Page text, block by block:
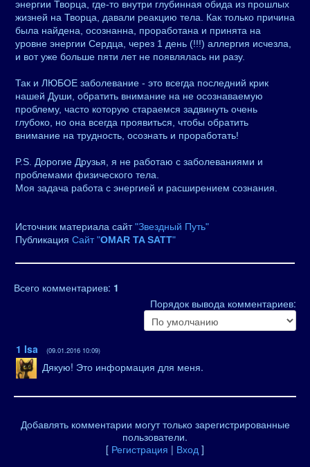
энергии Творца, где-то внутри глубинная обида из прошлых
жизней на Творца, давали реакцию тела. Как только причина
была найдена, осознанна, проработана и принята на
уровне энергии Сердца, через 1 день (!!!) аллергия исчезла,
и вот уже больше пяти лет не появлялась ни разу.
Так и ЛЮБОЕ заболевание - это всегда последний крик
нашей Души, обратить внимание на не осознаваемую
проблему, часто которую стараемся задвинуть очень
глубоко, но она всегда проявиться, чтобы обратить
внимание на трудность, осознать и проработать!
P.S. Дорогие Друзья, я не работаю с заболеваниями и
проблемами физического тела.
Моя задача работа с энергией и расширением сознания.
Источник материала сайт"Звездный Путь"
Публикация Сайт "OMAR TA SATT"
Всего комментариев: 1
Порядок вывода комментариев:
1 Isa (09.01.2016 10:09)
Дякую! Это информация для меня.
Добавлять комментарии могут только зарегистрированные
пользователи.
[ Регистрация | Вход ]